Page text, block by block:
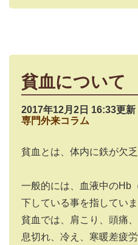
貧血について
2017年12月2日 16:33更新
専門外来コラム
貧血とは、体内に鉄が欠
一般的には、血液中のHb
下している事を指していま
貧血では、肩こり、頭痛
息切れ、冷え、寒暖差疲